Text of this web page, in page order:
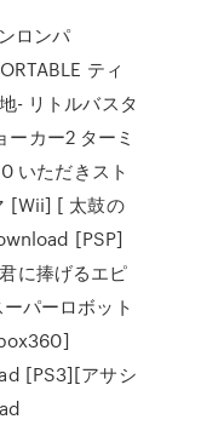
ロンパ
ティ
- リトルバスタ
カー2 ターミ
いただきスト
[Wii] [ 太鼓の
[PSP]
に捧げるエピ
パーロボット
[PS3][アサシ